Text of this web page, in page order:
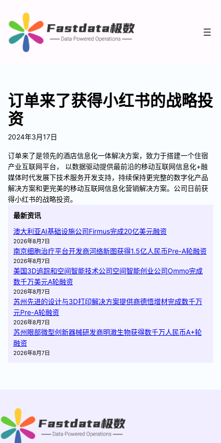
订单来了获得小红书的战略投
资
2024年3月17日
订单来了是领先的酒店信息化一体解决方案，致力于搭建一个住宿
产业互联网平台， 以数据驱动提供最前沿的移动互联网信息化+融
媒体时代发展下技术服务开发支持，持续保持更完整的数字化产品
解决方案和更完美的移动互联网信息化营销解决方案。公司日前获
得小红书的战略投资。
最新资讯
澳大利亚AI基础设施公司Firmus完成20亿美元融资
2026年8月7日
南京细胞治疗平台开发商河络新图获得1.5亿人民币Pre-A轮融资
2026年8月7日
美国3D追踪和空间智能技术公司空间智能创业公司Ommo完成
数千万美元A轮融资
2026年8月7日
苏州先进的设计与3D打印解决方案提供商德悟增材完成数千万
元Pre-A轮融资
2026年8月7日
苏州眼部微型创新器械研发商明澈生物获得数千万人民币A+轮
融资
2026年8月7日